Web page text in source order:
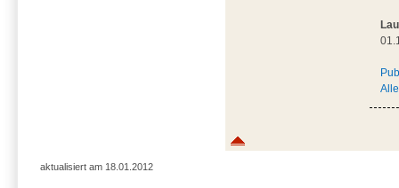
aktualisiert am 18.01.2012